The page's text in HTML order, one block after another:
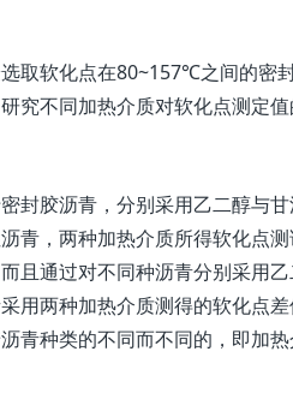
取软化点在80~157℃之间的密
究不同加热介质对软化点测定值
封胶沥青，分别采用乙二醇与
青，两种加热介质所得软化点
且通过对不同种沥青分别采用
用两种加热介质测得的软化点
青种类的不同而不同的，即加